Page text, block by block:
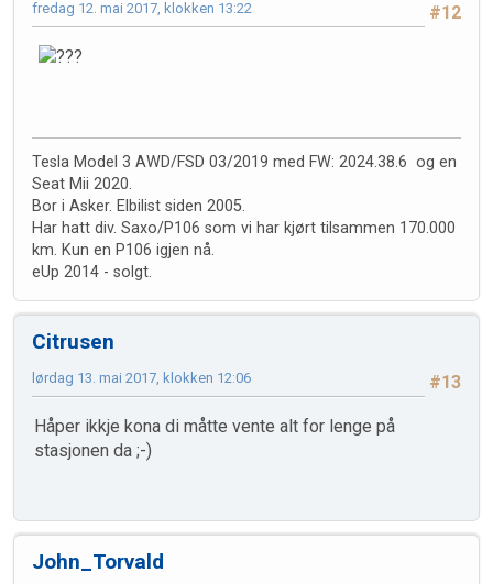
#12
fredag 12. mai 2017, klokken 13:22
Tesla Model 3 AWD/FSD 03/2019 med FW: 2024.38.6 og en
Seat Mii 2020.
Bor i Asker. Elbilist siden 2005.
Har hatt div. Saxo/P106 som vi har kjørt tilsammen 170.000
km. Kun en P106 igjen nå.
eUp 2014 - solgt.
Citrusen
#13
lørdag 13. mai 2017, klokken 12:06
Håper ikkje kona di måtte vente alt for lenge på
stasjonen da ;-)
John_Torvald